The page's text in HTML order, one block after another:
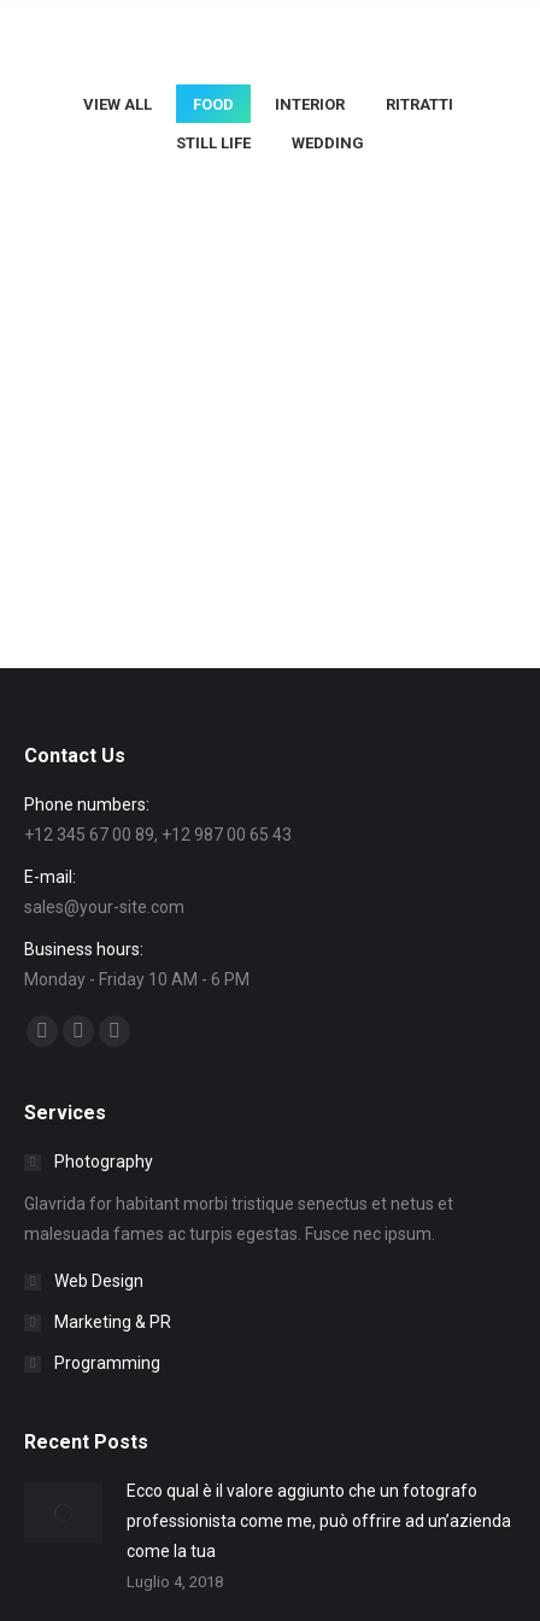
VIEW ALL FOOD INTERIOR RITRATTI
STILL LIFE WEDDING
Contact Us
Phone numbers:
+12 345 67 00 89, +12 987 00 65 43
E-mail:
sales@your-site.com
Business hours:
Monday - Friday 10 AM - 6 PM
Find us on:
Services
Photography
Glavrida for habitant morbi tristique senectus et netus et
malesuada fames ac turpis egestas. Fusce nec ipsum.
Web Design
Marketing & PR
Programming
Recent Posts
Ecco qual è il valore aggiunto che un fotografo
professionista come me, può offrire ad un’azienda
come la tua
Luglio 4, 2018